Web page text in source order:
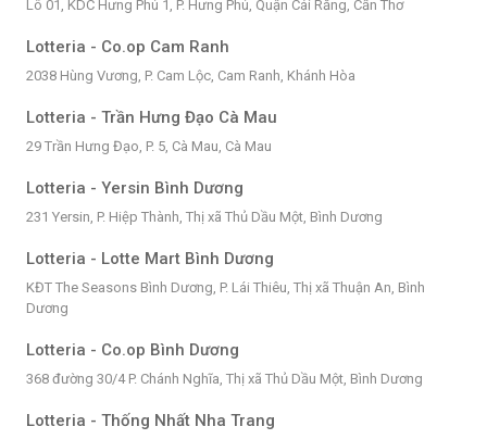
Lô 01, KDC Hưng Phú 1, P. Hưng Phú, Quận Cái Răng, Cần Thơ
Lotteria - Co.op Cam Ranh
2038 Hùng Vương, P. Cam Lộc, Cam Ranh, Khánh Hòa
Lotteria - Trần Hưng Đạo Cà Mau
29 Trần Hưng Đạo, P. 5, Cà Mau, Cà Mau
Lotteria - Yersin Bình Dương
231 Yersin, P. Hiệp Thành, Thị xã Thủ Dầu Một, Bình Dương
Lotteria - Lotte Mart Bình Dương
KĐT The Seasons Bình Dương, P. Lái Thiêu, Thị xã Thuận An, Bình
Dương
Lotteria - Co.op Bình Dương
368 đường 30/4 P. Chánh Nghĩa, Thị xã Thủ Dầu Một, Bình Dương
Lotteria - Thống Nhất Nha Trang